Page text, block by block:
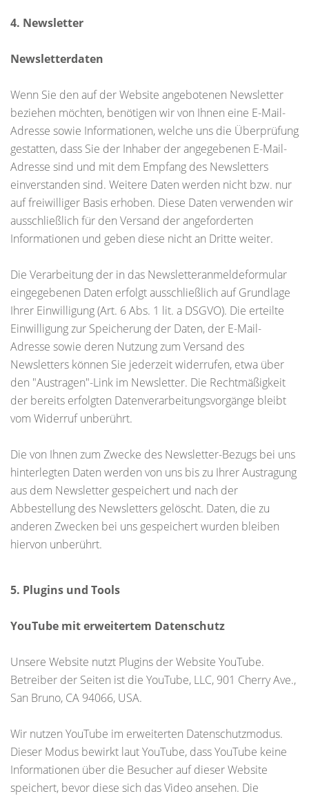
4. Newsletter
Newsletterdaten
Wenn Sie den auf der Website angebotenen Newsletter
beziehen möchten, benötigen wir von Ihnen eine E-Mail-
Adresse sowie Informationen, welche uns die Überprüfung
gestatten, dass Sie der Inhaber der angegebenen E-Mail-
Adresse sind und mit dem Empfang des Newsletters
einverstanden sind. Weitere Daten werden nicht bzw. nur
auf freiwilliger Basis erhoben. Diese Daten verwenden wir
ausschließlich für den Versand der angeforderten
Informationen und geben diese nicht an Dritte weiter.
Die Verarbeitung der in das Newsletteranmeldeformular
eingegebenen Daten erfolgt ausschließlich auf Grundlage
Ihrer Einwilligung (Art. 6 Abs. 1 lit. a DSGVO). Die erteilte
Einwilligung zur Speicherung der Daten, der E-Mail-
Adresse sowie deren Nutzung zum Versand des
Newsletters können Sie jederzeit widerrufen, etwa über
den "Austragen"-Link im Newsletter. Die Rechtmäßigkeit
der bereits erfolgten Datenverarbeitungsvorgänge bleibt
vom Widerruf unberührt.
Die von Ihnen zum Zwecke des Newsletter-Bezugs bei uns
hinterlegten Daten werden von uns bis zu Ihrer Austragung
aus dem Newsletter gespeichert und nach der
Abbestellung des Newsletters gelöscht. Daten, die zu
anderen Zwecken bei uns gespeichert wurden bleiben
hiervon unberührt.
5. Plugins und Tools
YouTube mit erweitertem Datenschutz
Unsere Website nutzt Plugins der Website YouTube.
Betreiber der Seiten ist die YouTube, LLC, 901 Cherry Ave.,
San Bruno, CA 94066, USA.
Wir nutzen YouTube im erweiterten Datenschutzmodus.
Dieser Modus bewirkt laut YouTube, dass YouTube keine
Informationen über die Besucher auf dieser Website
speichert, bevor diese sich das Video ansehen. Die